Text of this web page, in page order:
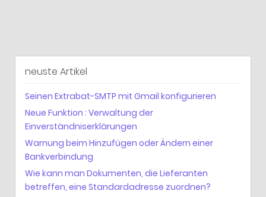
neuste Artikel
Seinen Extrabat-SMTP mit Gmail konfigurieren
Neue Funktion : Verwaltung der
Einverständniserklärungen
Warnung beim Hinzufügen oder Ändern einer
Bankverbindung
Wie kann man Dokumenten, die Lieferanten
betreffen, eine Standardadresse zuordnen?